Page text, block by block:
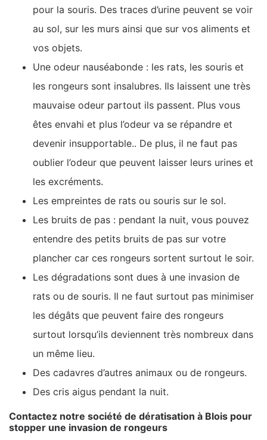
pour la souris. Des traces d’urine peuvent se voir
au sol, sur les murs ainsi que sur vos aliments et
vos objets.
Une odeur nauséabonde : les rats, les souris et
les rongeurs sont insalubres. Ils laissent une très
mauvaise odeur partout ils passent. Plus vous
êtes envahi et plus l’odeur va se répandre et
devenir insupportable.. De plus, il ne faut pas
oublier l’odeur que peuvent laisser leurs urines et
les excréments.
Les empreintes de rats ou souris sur le sol.
Les bruits de pas : pendant la nuit, vous pouvez
entendre des petits bruits de pas sur votre
plancher car ces rongeurs sortent surtout le soir.
Les dégradations sont dues à une invasion de
rats ou de souris. Il ne faut surtout pas minimiser
les dégâts que peuvent faire des rongeurs
surtout lorsqu’ils deviennent très nombreux dans
un même lieu.
Des cadavres d’autres animaux ou de rongeurs.
Des cris aigus pendant la nuit.
Contactez notre société de dératisation à Blois pour
stopper une invasion de rongeurs